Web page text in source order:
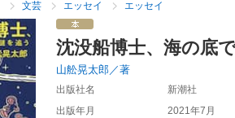
文芸 エッセイ エッセイ
沈没船博士、海の底
山舩晃太郎／著
出版社名
新潮社
出版年月
2021年7月